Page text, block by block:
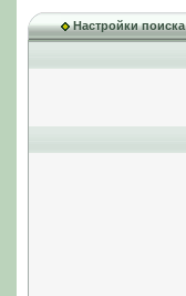
Настройки поиска